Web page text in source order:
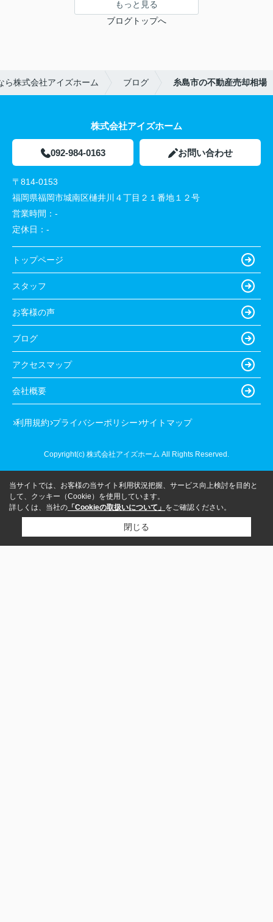
もっと見る
ブログトップへ
ら株式会社アイズホーム ブログ 糸島市の不動産売却相場
株式会社アイズホーム
092-984-0163 お問い合わせ
〒814-0153
福岡県福岡市城南区樋井川４丁目２１番地１２号
営業時間： -
定休日： -
トップページ
スタッフ
お客様の声
ブログ
アクセスマップ
会社概要
利用規約 プライバシーポリシー サイトマップ
Copyright(c) 株式会社アイズホーム All Rights Reserved.
当サイトでは、お客様の当サイト利用状況把握、サービス向上検討を目的と
して、クッキー（Cookie）を使用しています。
詳しくは、当社の 「Cookieの取扱いについて」 をご確認ください。
閉じる